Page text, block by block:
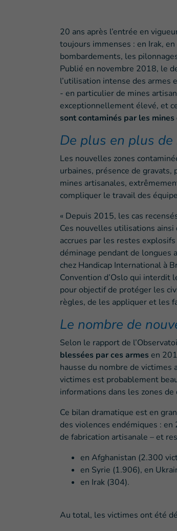
20 ans après l’entrée en
toujours immenses : en Irak,
bombardements, les
Publié en novembre 2018, le
l’utilisation intense des armes
- en particulier de mines
exceptionnellement élevé, et
sont contaminés par les
De plus en plus
Les nouvelles zones
urbaines, présence de
mines artisanales,
compliquer le travail des
« Depuis 2015, les cas
Ces nouvelles utilisations
accrues par les restes
déminage pendant de longues
chez Handicap International à
Convention d’Oslo qui interdit
pour objectif de protéger les
règles, de les appliquer et les
Le nombre de
Selon le rapport de
blessées par ces armes en
hausse du nombre de
victimes est probablement
informations dans les zones
Ce bilan dramatique est en
des violences endémiques :
de fabrication artisanale – et
en Afghanistan (2.300
en Syrie (1.906), en
en Irak (304).
Au total, les victimes ont été